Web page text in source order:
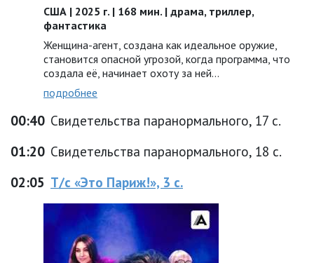
США | 2025 г. | 168 мин. | драма, триллер,
фантастика
Женщина-агент, создана как идеальное оружие,
становится опасной угрозой, когда программа, что
создала её, начинает охоту за ней…
подробнее
00:40 Свидетельства паранормального, 17 с.
01:20 Свидетельства паранормального, 18 с.
02:05 Т/с «Это Париж!», 3 с.